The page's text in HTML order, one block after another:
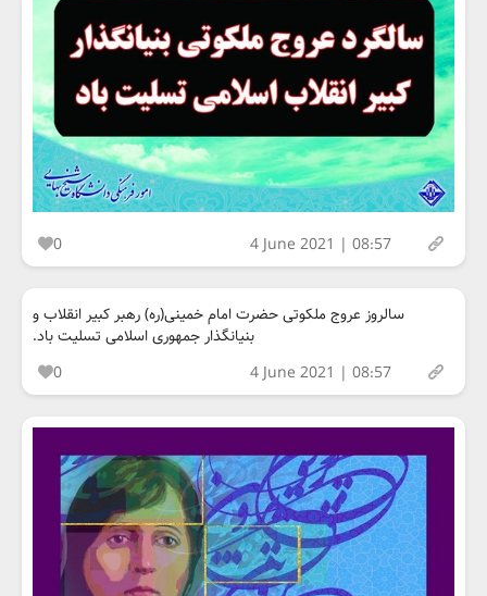
0 4 June 2021 | 08:57
سالروز عروج ملکوتی حضرت امام خمینی(ره) رهبر کبیر انقلاب و
بنیانگذار جمهوری اسلامی تسلیت باد.
0
4 June 2021 | 08:57